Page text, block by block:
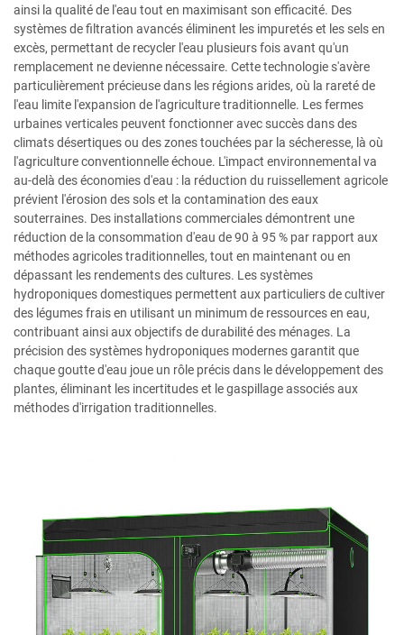
ainsi la qualité de l'eau tout en maximisant son efficacité. Des
systèmes de filtration avancés éliminent les impuretés et les sels en
excès, permettant de recycler l'eau plusieurs fois avant qu'un
remplacement ne devienne nécessaire. Cette technologie s'avère
particulièrement précieuse dans les régions arides, où la rareté de
l'eau limite l'expansion de l'agriculture traditionnelle. Les fermes
urbaines verticales peuvent fonctionner avec succès dans des
climats désertiques ou des zones touchées par la sécheresse, là où
l'agriculture conventionnelle échoue. L'impact environnemental va
au-delà des économies d'eau : la réduction du ruissellement agricole
prévient l'érosion des sols et la contamination des eaux
souterraines. Des installations commerciales démontrent une
réduction de la consommation d'eau de 90 à 95 % par rapport aux
méthodes agricoles traditionnelles, tout en maintenant ou en
dépassant les rendements des cultures. Les systèmes
hydroponiques domestiques permettent aux particuliers de cultiver
des légumes frais en utilisant un minimum de ressources en eau,
contribuant ainsi aux objectifs de durabilité des ménages. La
précision des systèmes hydroponiques modernes garantit que
chaque goutte d'eau joue un rôle précis dans le développement des
plantes, éliminant les incertitudes et le gaspillage associés aux
méthodes d'irrigation traditionnelles.